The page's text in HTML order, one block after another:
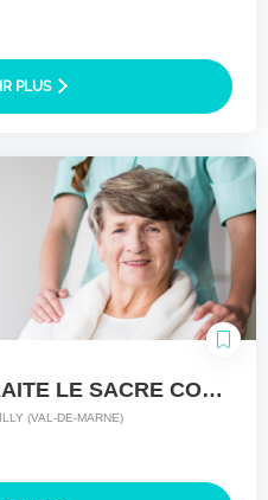
PLUS
EHPAD MAISON RETRAITE LE SACRE COEUR
(VAL-DE-MARNE)